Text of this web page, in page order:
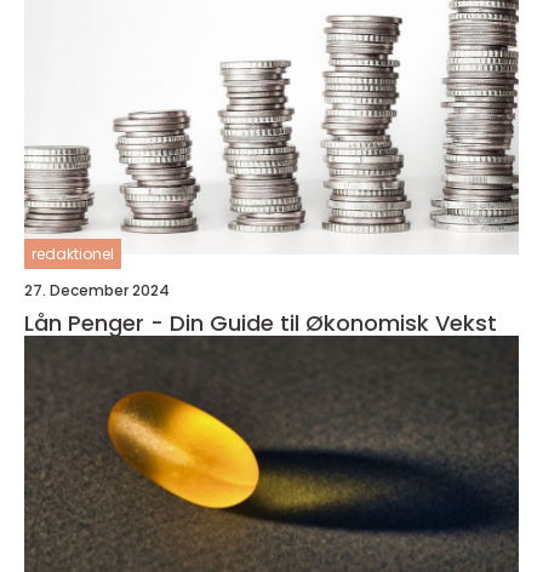
redaktionel
27. December 2024
Lån Penger - Din Guide til Økonomisk Vekst